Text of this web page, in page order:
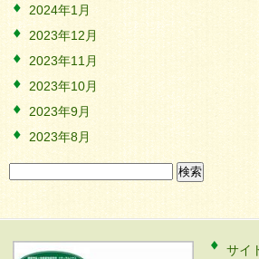
2024年1月
2023年12月
2023年11月
2023年10月
2023年9月
2023年8月
サイ